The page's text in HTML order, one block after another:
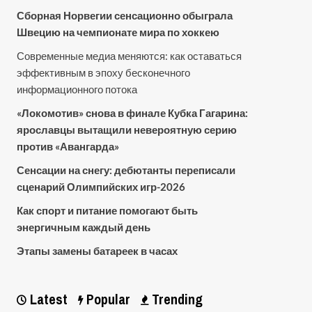
Сборная Норвегии сенсационно обыграла
Швецию на чемпионате мира по хоккею
Современные медиа меняются: как оставаться
эффективным в эпоху бесконечного
информационного потока
«Локомотив» снова в финале Кубка Гагарина:
ярославцы вытащили невероятную серию
против «Авангарда»
Сенсации на снегу: дебютанты переписали
сценарий Олимпийских игр-2026
Как спорт и питание помогают быть
энергичным каждый день
Этапы замены батареек в часах
Latest Popular Trending